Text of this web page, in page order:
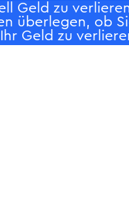
Geld zu
überlegen, ob
Geld zu